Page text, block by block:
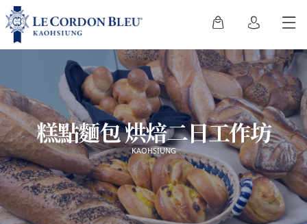
糕點麵包 烘焙二日工作坊
KAOHSIUNG